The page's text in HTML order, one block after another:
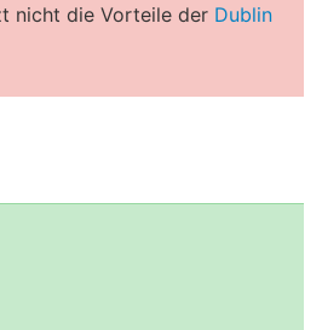
nicht die Vorteile der Dublin